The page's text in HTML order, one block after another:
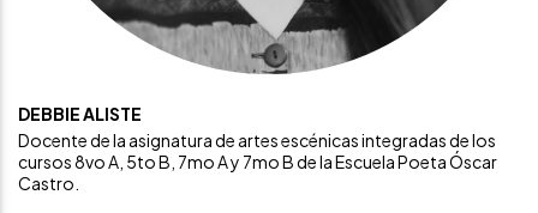
DEBBIE ALISTE
Docente de la asignatura de artes escénicas integradas de los
cursos 8vo A, 5to B, 7mo A y 7mo B de la Escuela Poeta Óscar
Castro.